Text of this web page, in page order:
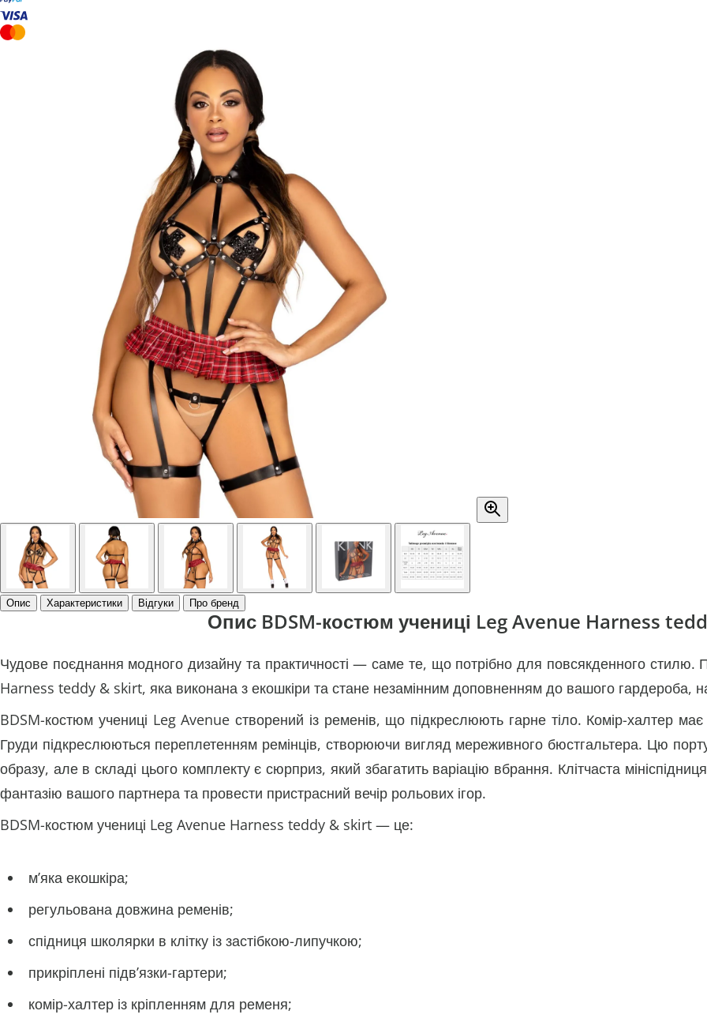
Опис Характеристики Відгуки Про бренд
Опис BDSM-костюм учениці Leg Avenue Harness
Чудове поєднання модного дизайну та практичності — саме те, що потрібно для повсякденного стилю.
Harness teddy & skirt, яка виконана з екошкіри та стане незамінним доповненням до вашого гардероба,
BDSM-костюм учениці Leg Avenue створений із ременів, що підкреслюють гарне тіло. Комір-халтер
Груди підкреслюються переплетенням ремінців, створюючи вигляд мереживного бюстгальтера. Цю
образу, але в складі цього комплекту є сюрприз, який збагатить варіацію вбрання. Клітчаста
фантазію вашого партнера та провести пристрасний вечір рольових ігор.
BDSM-костюм учениці Leg Avenue Harness teddy & skirt — це:
м’яка екошкіра;
регульована довжина ременів;
спідниця школярки в клітку із застібкою-липучкою;
прикріплені підв’язки-гартери;
комір-халтер із кріпленням для ременя;